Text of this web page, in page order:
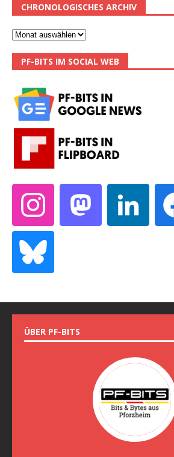
CHRONOLOGISCHES ARCHIV
PF-BITS IM SOCIAL WEB
ÜBER PF-BITS